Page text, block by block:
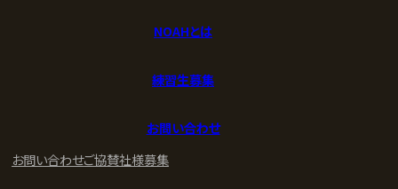
NOAHとは
練習生募集
お問い合わせ
お問い合わせご協賛社様募集